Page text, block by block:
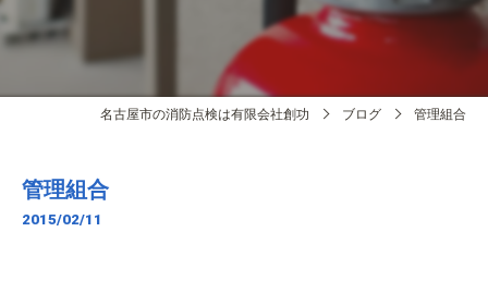
名古屋市の消防点検は有限会社創功 ブログ 管理組合
管理組合
2015/02/11